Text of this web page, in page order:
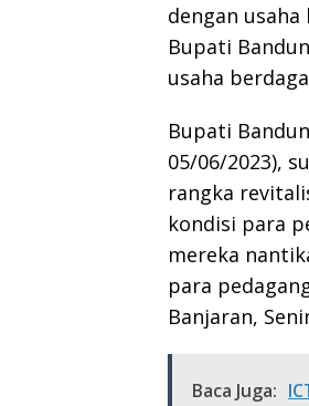
dengan
Bupati
usaha
Bupati
05/06/2023),
rangka
kondisi para
mereka
para
Banjaran,
Baca Juga: